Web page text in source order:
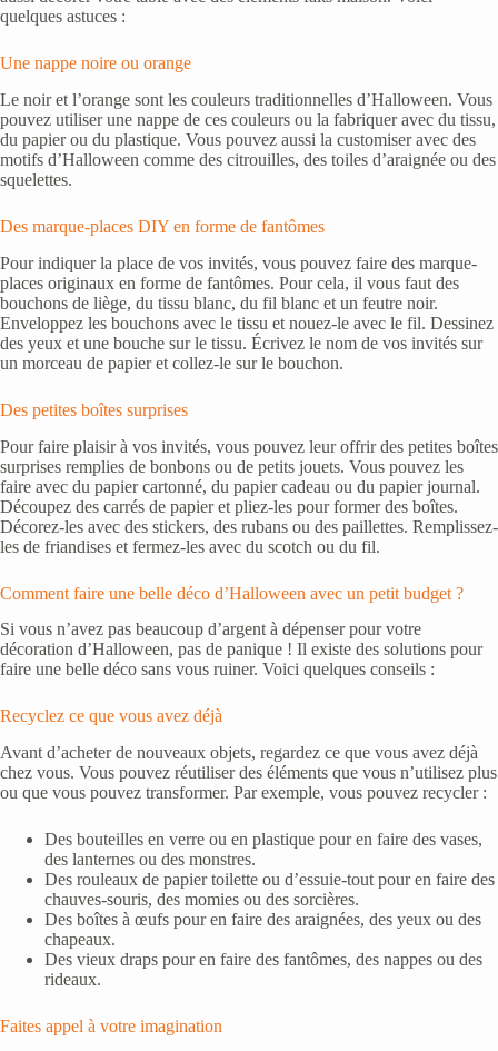
quelques astuces :
Une nappe noire ou orange
Le noir et l’orange sont les couleurs traditionnelles d’Halloween. Vous
pouvez utiliser une nappe de ces couleurs ou la fabriquer avec du tissu,
du papier ou du plastique. Vous pouvez aussi la customiser avec des
motifs d’Halloween comme des citrouilles, des toiles d’araignée ou des
squelettes.
Des marque-places DIY en forme de fantômes
Pour indiquer la place de vos invités, vous pouvez faire des marque-
places originaux en forme de fantômes. Pour cela, il vous faut des
bouchons de liège, du tissu blanc, du fil blanc et un feutre noir.
Enveloppez les bouchons avec le tissu et nouez-le avec le fil. Dessinez
des yeux et une bouche sur le tissu. Écrivez le nom de vos invités sur
un morceau de papier et collez-le sur le bouchon.
Des petites boîtes surprises
Pour faire plaisir à vos invités, vous pouvez leur offrir des petites boîtes
surprises remplies de bonbons ou de petits jouets. Vous pouvez les
faire avec du papier cartonné, du papier cadeau ou du papier journal.
Découpez des carrés de papier et pliez-les pour former des boîtes.
Décorez-les avec des stickers, des rubans ou des paillettes. Remplissez-
les de friandises et fermez-les avec du scotch ou du fil.
Comment faire une belle déco d’Halloween avec un petit budget ?
Si vous n’avez pas beaucoup d’argent à dépenser pour votre
décoration d’Halloween, pas de panique ! Il existe des solutions pour
faire une belle déco sans vous ruiner. Voici quelques conseils :
Recyclez ce que vous avez déjà
Avant d’acheter de nouveaux objets, regardez ce que vous avez déjà
chez vous. Vous pouvez réutiliser des éléments que vous n’utilisez plus
ou que vous pouvez transformer. Par exemple, vous pouvez recycler :
Des bouteilles en verre ou en plastique pour en faire des vases,
des lanternes ou des monstres.
Des rouleaux de papier toilette ou d’essuie-tout pour en faire des
chauves-souris, des momies ou des sorcières.
Des boîtes à œufs pour en faire des araignées, des yeux ou des
chapeaux.
Des vieux draps pour en faire des fantômes, des nappes ou des
rideaux.
Faites appel à votre imagination